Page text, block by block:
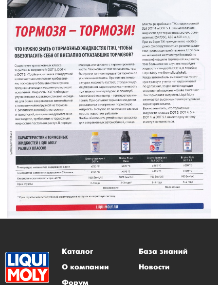
Каталог База знаний
О компании Новости
Форум